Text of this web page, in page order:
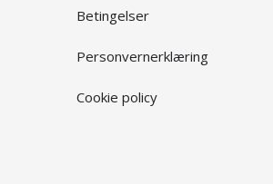
Betingelser
Personvernerklæring
Cookie policy